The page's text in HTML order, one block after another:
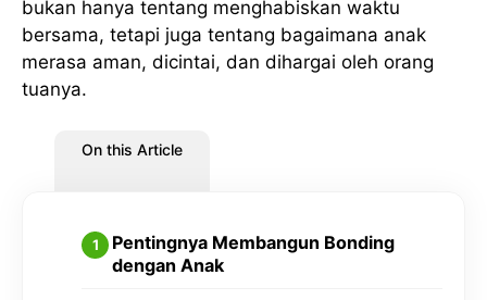
bukan hanya tentang menghabiskan waktu
bersama, tetapi juga tentang bagaimana anak
merasa aman, dicintai, dan dihargai oleh orang
tuanya.
On this Article
Pentingnya Membangun Bonding
dengan Anak